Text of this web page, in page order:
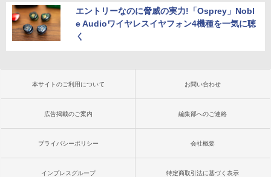
エントリーなのに脅威の実力!「Osprey」Nobl
e Audioワイヤレスイヤフォン4機種を一気に聴
く
本サイトのご利用について お問い合わせ
広告掲載のご案内 編集部へのご連絡
プライバシーポリシー 会社概要
インプレスグループ 特定商取引法に基づく表示